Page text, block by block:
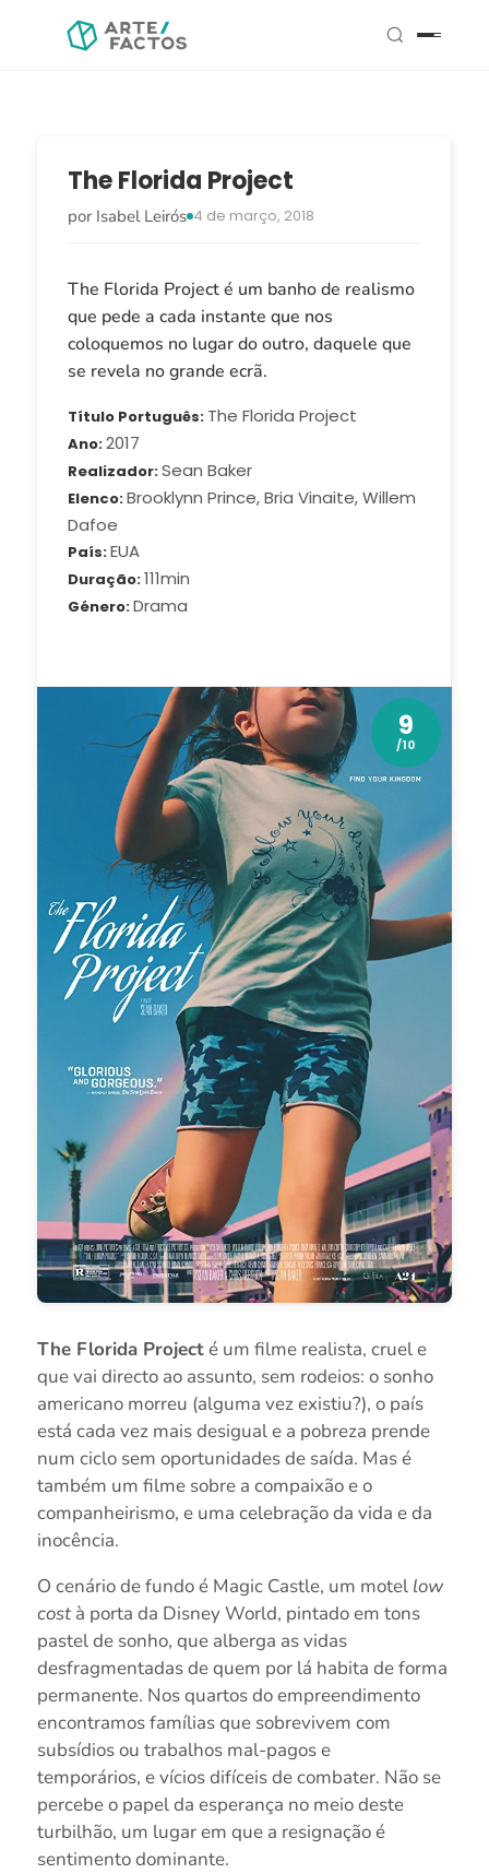
The Florida Project
por Isabel Leirós 4 de março, 2018
The Florida Project é um banho de realismo
que pede a cada instante que nos
coloquemos no lugar do outro, daquele que
se revela no grande ecrã.
Título Português The Florida Project
Ano 2017
Realizador Sean Baker
Elenco Brooklynn Prince, Bria Vinaite, Willem
Dafoe
País EUA
Duração 111min
Género Drama
9
/10
The Florida Projecté um filme realista, cruel e
que vai directo ao assunto, sem rodeios: o sonho
americano morreu (alguma vez existiu?), o país
está cada vez mais desigual e a pobreza prende
num ciclo sem oportunidades de saída. Mas é
também um filme sobre a compaixão e o
companheirismo, e uma celebração da vida e da
inocência.
O cenário de fundo é Magic Castle, um motel low
costà porta da Disney World, pintado em tons
pastel de sonho, que alberga as vidas
desfragmentadas de quem por lá habita de forma
permanente. Nos quartos do empreendimento
encontramos famílias que sobrevivem com
subsídios ou trabalhos mal-pagos e
temporários, e vícios difíceis de combater. Não se
percebe o papel da esperança no meio deste
turbilhão, um lugar em que a resignação é
sentimento dominante.